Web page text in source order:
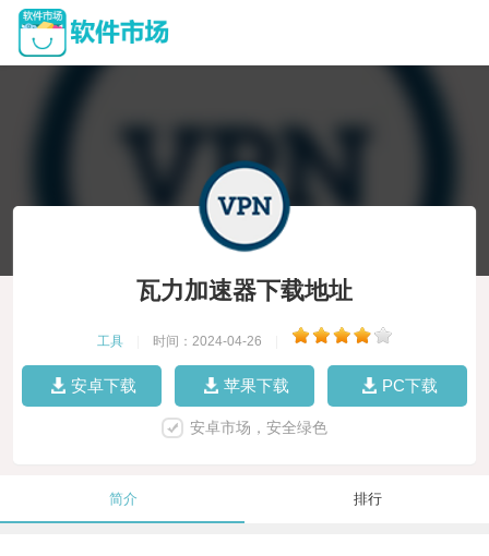
瓦力加速器下载地址
工具 时间：2024-04-26
安卓下载 苹果下载 PC下载
安卓市场，安全绿色
简介 排行